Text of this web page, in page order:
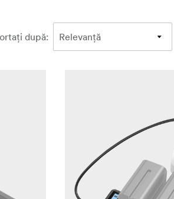
după: